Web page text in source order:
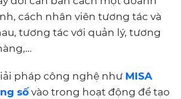
cách nhân viên tương tác và
tương tác với quản lý, tương
pháp công nghệ như MISA
số vào trong hoạt động để tạo